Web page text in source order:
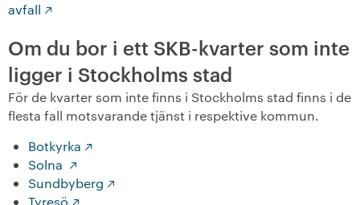
avfall
Om du bor i ett SKB-kvarter som inte
ligger i Stockholms stad
För de kvarter som inte finns i Stockholms stad finns i de
flesta fall motsvarande tjänst i respektive kommun.
Botkyrka
Solna
Sundbyberg
Tyresö